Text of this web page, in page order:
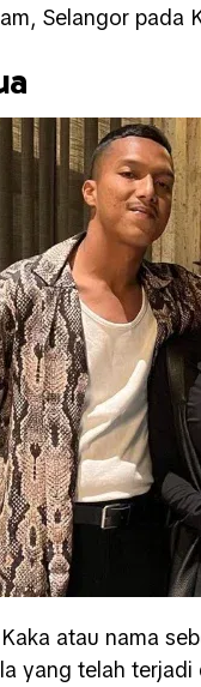
Selangor pada
atau nama
yang telah